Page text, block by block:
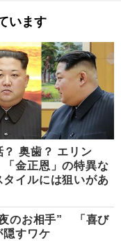
います
？ 奥歯？ エリン
金正恩」の特異な
タイルには狙いがあ
のお相手” 「喜び
隠すワケ